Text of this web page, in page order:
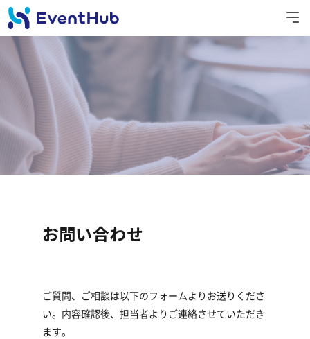
お問い合わせ
ご質問、ご相談は以下のフォームよりお送りくださ
い。内容確認後、担当者よりご連絡させていただき
ます。